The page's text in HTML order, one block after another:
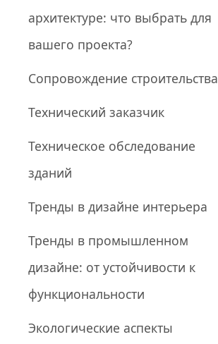
архитектуре: что выбрать для
вашего проекта?
Сопровождение строительства
Технический заказчик
Техническое обследование
зданий
Тренды в дизайне интерьера
Тренды в промышленном
дизайне: от устойчивости к
функциональности
Экологические аспекты